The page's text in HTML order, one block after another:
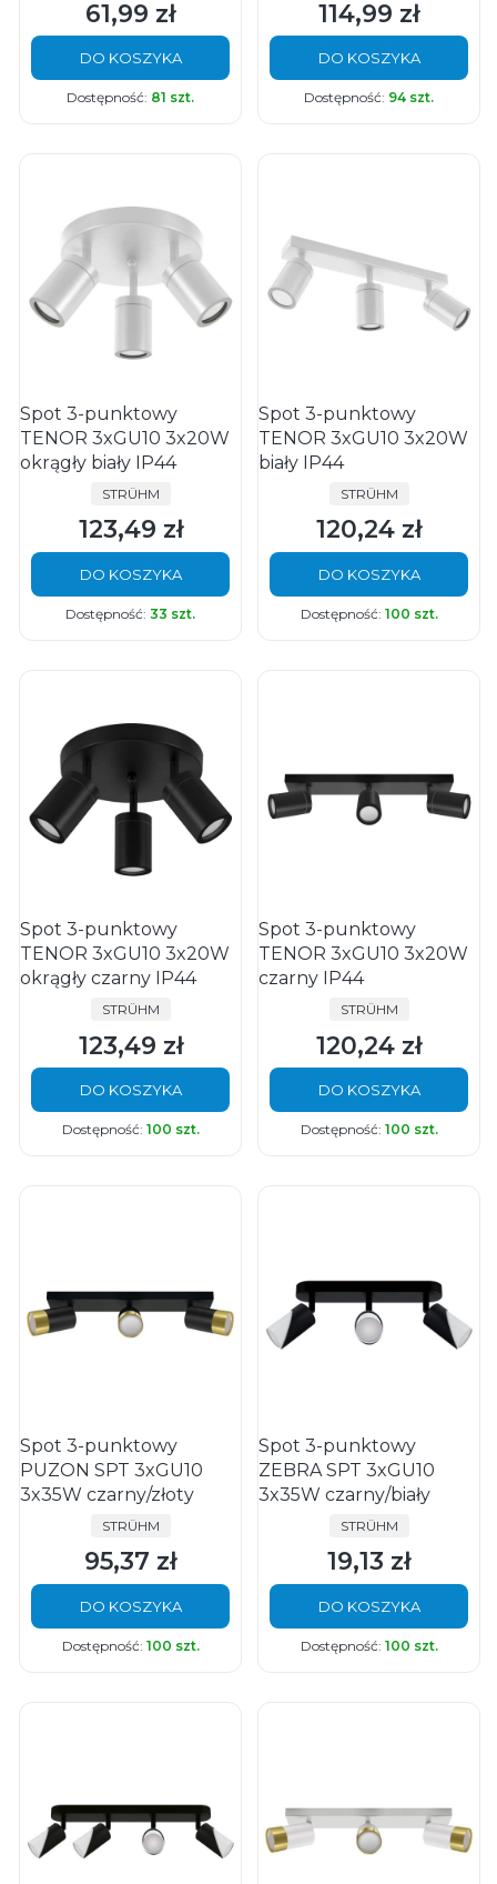
Cena
61,99 zł
DO KOSZYKA
Dostępność: 81 szt.
Cena
114,99 zł
DO KOSZYKA
Dostępność: 94 szt.
Spot 3-punktowy
TENOR 3xGU10 3x20W
okrągły biały IP44
PRODUCENT
STRÜHM
Cena
123,49 zł
DO KOSZYKA
Dostępność: 33 szt.
Spot 3-punktowy
TENOR 3xGU10 3x20W
biały IP44
PRODUCENT
STRÜHM
Cena
120,24 zł
DO KOSZYKA
Dostępność: 100 szt.
Spot 3-punktowy
TENOR 3xGU10 3x20W
okrągły czarny IP44
PRODUCENT
STRÜHM
Cena
123,49 zł
DO KOSZYKA
Dostępność: 100 szt.
Spot 3-punktowy
TENOR 3xGU10 3x20W
czarny IP44
PRODUCENT
STRÜHM
Cena
120,24 zł
DO KOSZYKA
Dostępność: 100 szt.
Spot 3-punktowy
PUZON SPT 3xGU10
3x35W czarny/złoty
PRODUCENT
STRÜHM
Cena
95,37 zł
DO KOSZYKA
Dostępność: 100 szt.
Spot 3-punktowy
ZEBRA SPT 3xGU10
3x35W czarny/biały
PRODUCENT
STRÜHM
Cena
19,13 zł
DO KOSZYKA
Dostępność: 100 szt.